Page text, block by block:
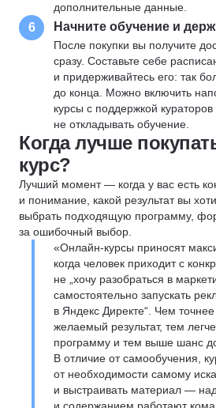
дополнительные данные.
6 Начните обучение и
После покупки вы получите
сразу. Составьте себе
и придерживайтесь его: так
до конца. Можно включить
курсы с поддержкой
не откладывать обучение.
Когда лучше
курс?
Лучший момент — когда у вас есть
и понимание, какой результат вы
выбрать подходящую программу,
за ошибочный выбор.
«Онлайн-курсы приносят
когда человек приходит с
не „хочу разобраться в
самостоятельно запускать
в Яндекс Директе“. Чем
желаемый результат, тем
программу и тем выше шанс
В отличие от самообучения,
от необходимости самому
и выстраивать материал — над